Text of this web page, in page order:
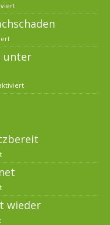
unter
wieder